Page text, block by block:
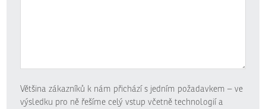
Většina zákazníků k nám přichází s jedním požadavkem – ve
výsledku pro ně řešíme celý vstup včetně technologií a